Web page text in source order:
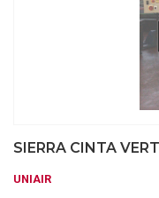
SIERRA CINTA
UNIAIR